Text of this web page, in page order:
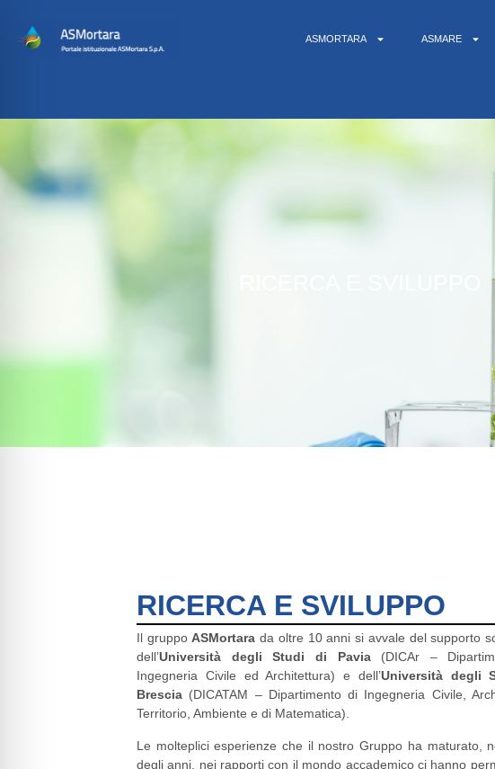
ASMORTARA ASMARE
RICERCA E SVILUPPO
Il gruppoASMortara da oltre 10 anni si avvale del supporto
dell’Università degli Studi di Pavia(DICAr –
Ingegneria Civile ed Architettura) e dell’Università degli
Brescia (DICATAM – Dipartimento di Ingegneria Civile,
Territorio, Ambiente e di Matematica).
Le molteplici esperienze che il nostro Gruppo ha maturato,
degli anni, nei rapporti con il mondo accademico ci hanno